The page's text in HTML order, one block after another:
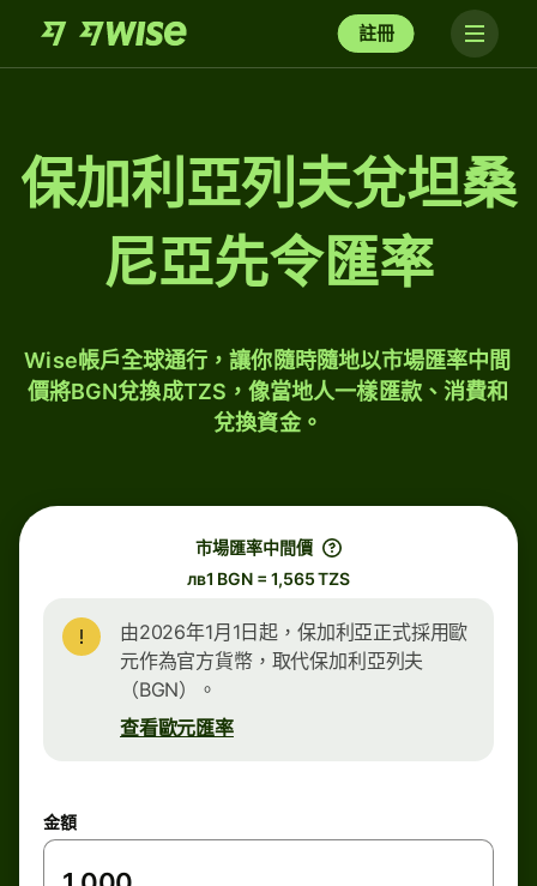
註冊
保加利亞列夫兌坦桑
尼亞先令匯率
Wise帳戶全球通行，讓你隨時隨地以市場匯率中間
價將BGN兌換成TZS，像當地人一樣匯款、消費和
兌換資金。
市場匯率中間價
лв1 BGN = 1,565 TZS
由2026年1月1日起，保加利亞正式採用歐
元作為官方貨幣，取代保加利亞列夫
（BGN）。
查看歐元匯率
金額